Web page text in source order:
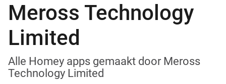
Meross Technology
Limited
Alle Homey apps gemaakt door Meross
Technology Limited